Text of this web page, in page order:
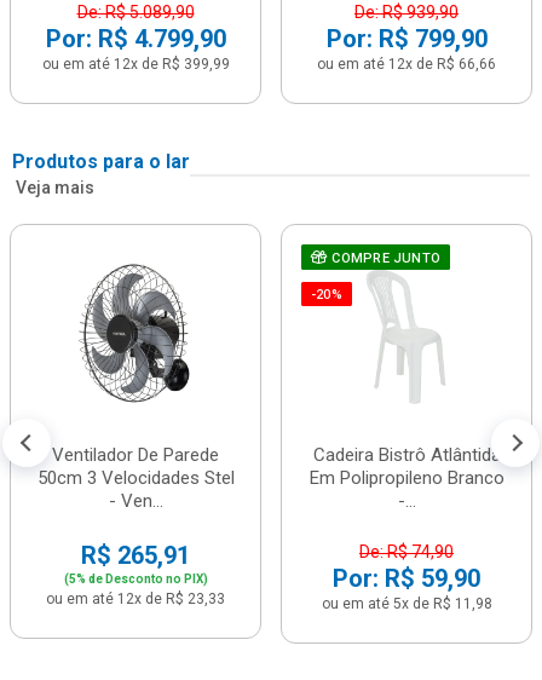
De: R$ 5.089,90
Por: R$ 4.799,90
ou em até 12x de R$ 399,99
De: R$ 939,90
Por: R$ 799,90
ou em até 12x de R$ 66,66
Produtos para o lar
Veja mais
Ventilador De Parede
50cm 3 Velocidades Stel
- Ven...
R$ 265,91
(5% de Desconto no PIX)
ou em até 12x de R$ 23,33
COMPRE JUNTO
-20%
Cadeira Bistrô Atlântida
Em Polipropileno Branco
-...
De: R$ 74,90
Por: R$ 59,90
ou em até 5x de R$ 11,98